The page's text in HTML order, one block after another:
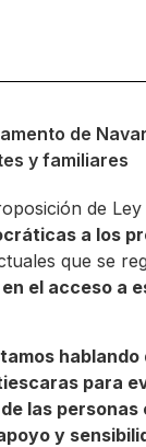
de
y familiares
de
a los
que se
el acceso a
para
las
y